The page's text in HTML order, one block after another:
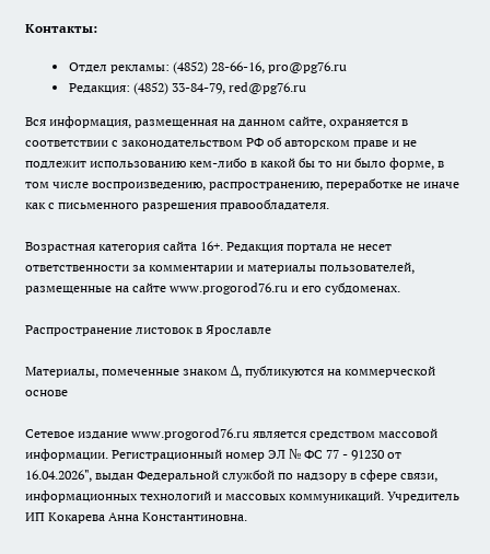
Контакты:
Отдел рекламы: (4852) 28-66-16, pro@pg76.ru
Редакция: (4852) 33-84-79, red@pg76.ru
Вся информация, размещенная на данном сайте, охраняется в
соответствии с законодательством РФ об авторском праве и не
подлежит использованию кем-либо в какой бы то ни было форме, в
том числе воспроизведению, распространению, переработке не иначе
как с письменного разрешения правообладателя.
Возрастная категория сайта 16+. Редакция портала не несет
ответственности за комментарии и материалы пользователей,
размещенные на сайте www.progorod76.ru и его субдоменах.
Распространение листовок в Ярославле
Материалы, помеченные знаком ∆, публикуются на коммерческой
основе
Сетевое издание www.progorod76.ru является средством массовой
информации. Регистрационный номер ЭЛ № ФС 77 - 91230 от
16.04.2026", выдан Федеральной службой по надзору в сфере связи,
информационных технологий и массовых коммуникаций. Учредитель
ИП Кокарева Анна Константиновна.